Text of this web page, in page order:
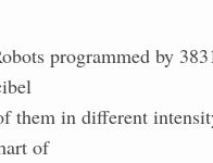
programmed by
them in different
of